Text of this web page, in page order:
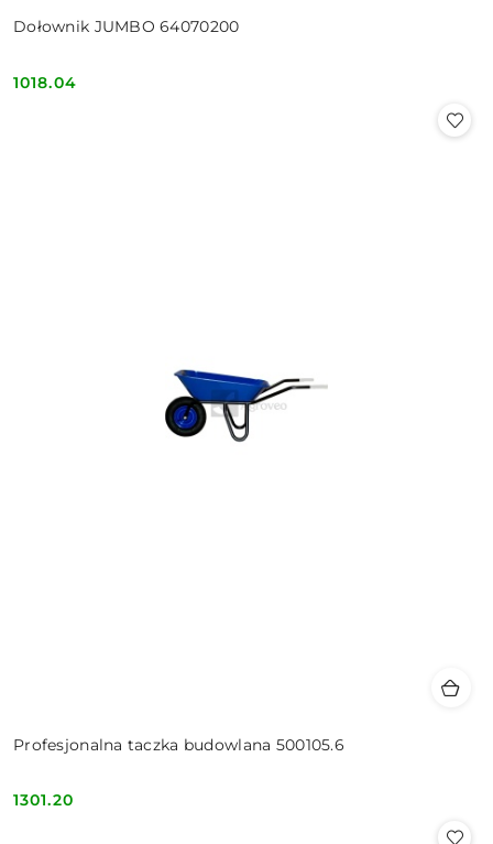
Dołownik JUMBO 64070200
Cena:
1018.04
Profesjonalna taczka budowlana 500105.6
Cena:
1301.20